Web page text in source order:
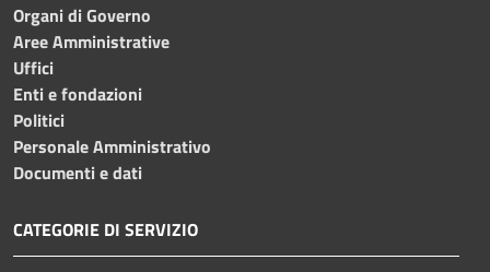
Organi di Governo
Aree Amministrative
Uffici
Enti e fondazioni
Politici
Personale Amministrativo
Documenti e dati
CATEGORIE DI SERVIZIO